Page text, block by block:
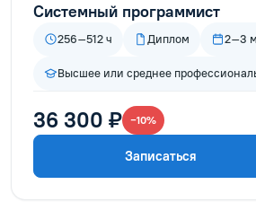
Системный программист
256–512 ч Диплом 2–3
Высшее или среднее
36 300 ₽ −10%
Записаться